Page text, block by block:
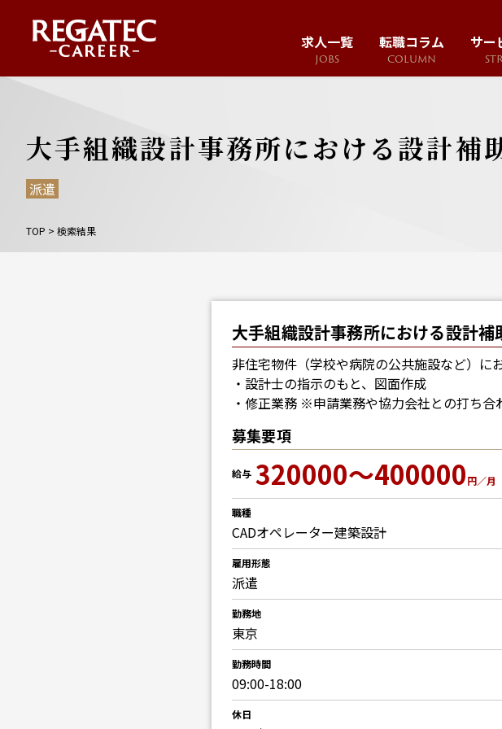
求人一覧
JOBS
転職コラム
COLUMN
サー
大手組織設計事務所における設計補
派遣
TOP > 検索結果
大手組織設計事務所における設計
非住宅物件（学校や病院の公共施設など）に
・設計士の指示のもと、図面作成
・修正業務 ※申請業務や協力会社との打ち
募集要項
給与 320000～400000円／月
職種
CADオペレーター建築設計
雇用形態
派遣
勤務地
東京
勤務時間
09:00-18:00
休日